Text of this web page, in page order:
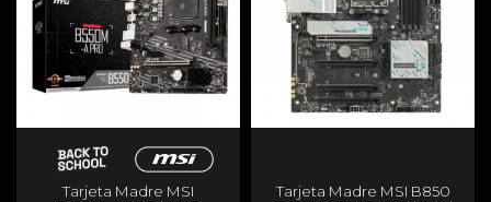
Tarjeta Madre MSI
Tarjeta Madre MSI B850